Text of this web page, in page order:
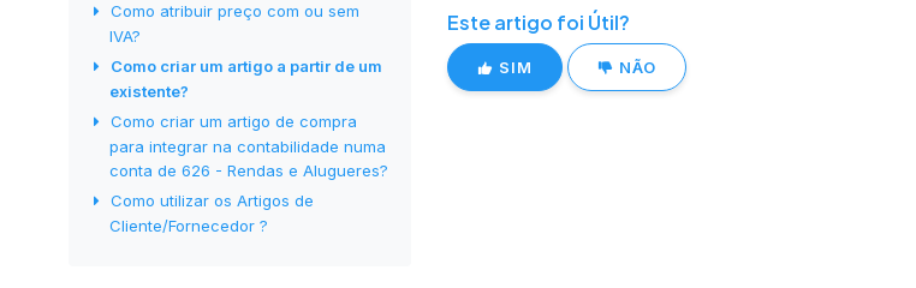
Como atribuir preço com ou sem
IVA?
Como criar um artigo a partir de um
existente?
Como criar um artigo de compra
para integrar na contabilidade numa
conta de 626 - Rendas e Alugueres?
Como utilizar os Artigos de
Cliente/Fornecedor ?
Este artigo foi Útil?
SIM NÃO